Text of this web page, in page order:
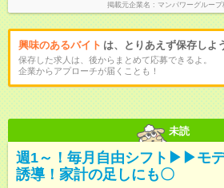
掲載元企業名 マンパワーグループ
興味のあるバイト は、とりあえず保存しよ
保存した求人は、後からまとめて応募できるよ。
企業からアプローチが届くことも！
未読
週1～！毎月自由シフト▶▶モ
誘導！家計の足しにも〇